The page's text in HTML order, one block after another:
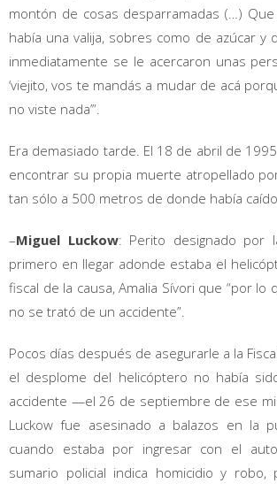
montón de cosas desparramadas (…)
había una valija, sobres como de azúcar y
inmediatamente se le acercaron unas
‘viejito, vos te mandás a mudar de acá
no viste nada’”.
Era demasiado tarde. El 18 de abril de
encontrar su propia muerte atropellado
tan sólo a 500 metros de donde había
–Miguel Luckow: Perito designado por
primero en llegar adonde estaba el
fiscal de la causa, Amalia Sívori que “por lo
no se trató de un accidente”.
Pocos días después de asegurarle a la
el desplome del helicóptero no había
accidente —el 26 de septiembre de ese
Luckow fue asesinado a balazos en la
cuando estaba por ingresar con el
sumario policial indica homicidio y robo,